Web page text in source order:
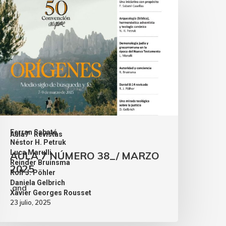
Aula7 Revistas
AULA 7 NÚMERO 38_/ MARZO
2025
Ferran Sabaté
,Néstor H. Petruk
,Luca Marulli
,Reinder Bruinsma
,Rolf J. Pöhler
,Daniela Gelbrich
and
Xavier Georges Rousset
23 julio, 2025